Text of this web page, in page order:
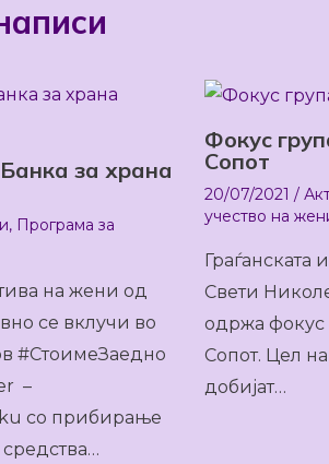
за храна
, Програма за
на жени од
се вклучи во
#СтоимеЗаедно
–
со прибирање
Фокус
Сопот
20/07/2021 /
учество на
Граѓанската
Свети
одржа фокус
Сопот. Цел
добијат…